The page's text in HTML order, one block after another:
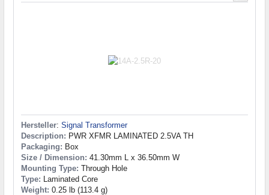
Hersteller: Signal Transformer
Description: PWR XFMR LAMINATED 2.5VA TH
Packaging: Box
Size / Dimension: 41.30mm L x 36.50mm W
Mounting Type: Through Hole
Type: Laminated Core
Weight: 0.25 lb (113.4 g)